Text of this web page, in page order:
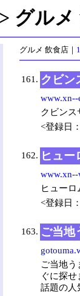
グル
グルメ 飲食店 ｜ 1
161. クビン
www.xn--
クビンス
<登録日
162. ヒュー
www.xn--
ヒュー
<登録日
163. ご当地
ご当地
ぐに探せ
話題の人